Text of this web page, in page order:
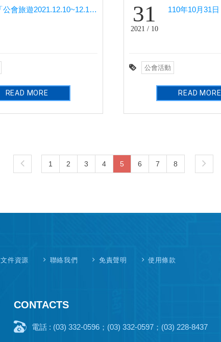
「公會旅遊2021.12.10~12.12「國內(嘉義、台南)旅遊活動」」
READ MORE
31
2021 / 10
公會活動
READ MORE
1 2 3 4 5 6 7 8
文件資源 聯絡我們 免責聲明 使用條款
CONTACTS
電話 : (03) 332-0596；(03) 332-0597；(03) 228-8437